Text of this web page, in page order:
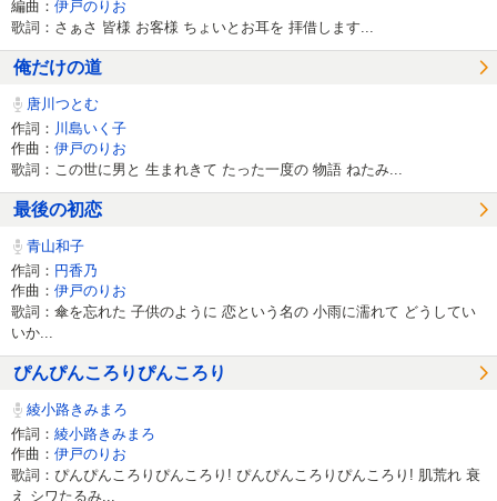
編曲： 伊戸のりお
歌詞：さぁさ 皆様 お客様 ちょいとお耳を 拝借します...
俺だけの道
唐川つとむ
作詞： 川島いく子
作曲： 伊戸のりお
歌詞：この世に男と 生まれきて たった一度の 物語 ねたみ...
最後の初恋
青山和子
作詞： 円香乃
作曲： 伊戸のりお
歌詞：傘を忘れた 子供のように 恋という名の 小雨に濡れて どうしてい
いか...
ぴんぴんころりぴんころり
綾小路きみまろ
作詞： 綾小路きみまろ
作曲： 伊戸のりお
歌詞：ぴんぴんころりぴんころり! ぴんぴんころりぴんころり! 肌荒れ 衰
え シワたるみ...